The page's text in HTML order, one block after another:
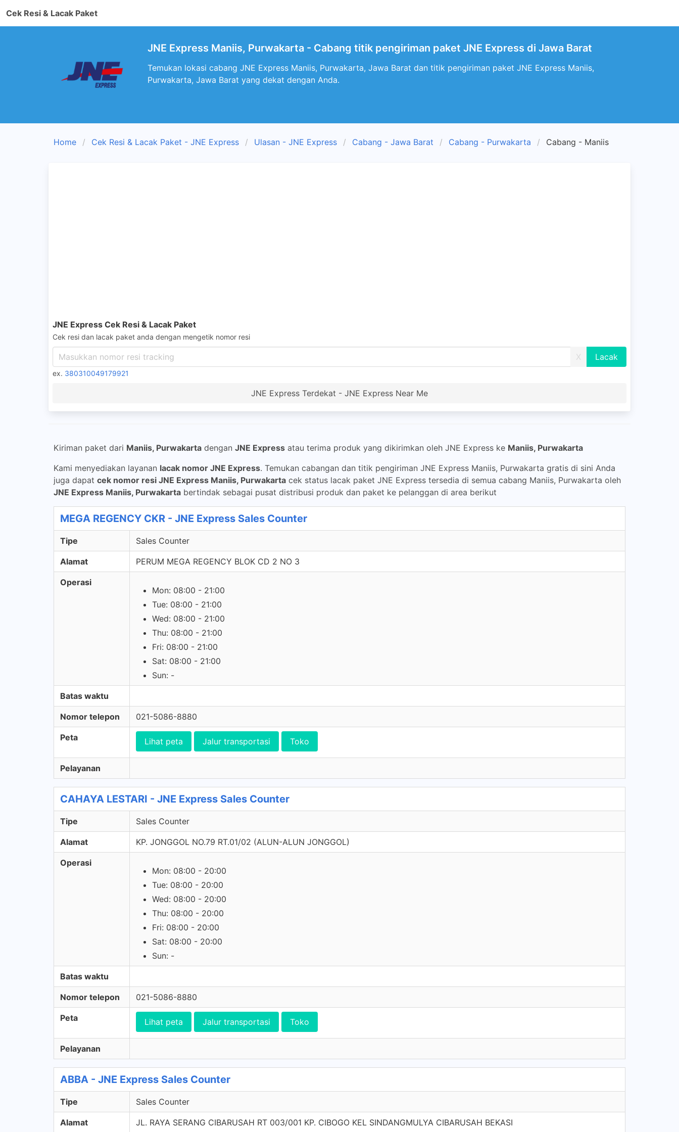
Cek Resi & Lacak Paket
JNE Express Maniis, Purwakarta - Cabang titik pengiriman paket JNE Express di Jawa Barat
Temukan lokasi cabang JNE Express Maniis, Purwakarta, Jawa Barat dan titik pengiriman paket JNE Express Maniis,
Purwakarta, Jawa Barat yang dekat dengan Anda.
Home Cek Resi & Lacak Paket - JNE Express Ulasan - JNE Express Cabang - Jawa Barat Cabang - Purwakarta Cabang - Maniis
JNE Express Cek Resi & Lacak Paket
Cek resi dan lacak paket anda dengan mengetik nomor resi
X
ex. 380310049179921
JNE Express Terdekat - JNE Express Near Me
Kiriman paket dari Maniis, Purwakarta dengan JNE Express atau terima produk yang dikirimkan oleh JNE Express ke Maniis, Purwakarta
Kami menyediakan layanan lacak nomor JNE Express. Temukan cabangan dan titik pengiriman JNE Express Maniis, Purwakarta gratis di sini Anda
juga dapat cek nomor resi JNE Express Maniis, Purwakarta cek status lacak paket JNE Express tersedia di semua cabang Maniis, Purwakarta oleh
JNE Express Maniis, Purwakarta bertindak sebagai pusat distribusi produk dan paket ke pelanggan di area berikut
MEGA REGENCY CKR - JNE Express Sales Counter
Tipe Sales Counter
Alamat PERUM MEGA REGENCY BLOK CD 2 NO 3
Operasi
Mon: 08:00 - 21:00
Tue: 08:00 - 21:00
Wed: 08:00 - 21:00
Thu: 08:00 - 21:00
Fri: 08:00 - 21:00
Sat: 08:00 - 21:00
Sun: -
Batas waktu
Nomor telepon 021-5086-8880
Peta Lihat peta Jalur transportasi Toko
Pelayanan
CAHAYA LESTARI - JNE Express Sales Counter
Tipe Sales Counter
Alamat KP. JONGGOL NO.79 RT.01/02 (ALUN-ALUN JONGGOL)
Operasi
Mon: 08:00 - 20:00
Tue: 08:00 - 20:00
Wed: 08:00 - 20:00
Thu: 08:00 - 20:00
Fri: 08:00 - 20:00
Sat: 08:00 - 20:00
Sun: -
Batas waktu
Nomor telepon 021-5086-8880
Peta Lihat peta Jalur transportasi Toko
Pelayanan
ABBA - JNE Express Sales Counter
Tipe Sales Counter
Alamat JL. RAYA SERANG CIBARUSAH RT 003/001 KP. CIBOGO KEL SINDANGMULYA CIBARUSAH BEKASI